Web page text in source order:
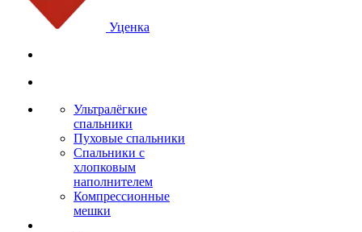
Уценка
Ультралёгкие
спальники
Пуховые спальники
Спальники с
хлопковым
наполнителем
Компрессионные
мешки